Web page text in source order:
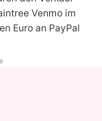
Venmo im
Euro an PayPal